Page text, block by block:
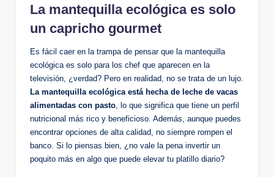
La mantequilla ecológica es solo
un capricho gourmet
Es fácil caer en la trampa de pensar que la mantequilla
ecológica es solo para los chef que aparecen en la
televisión, ¿verdad? Pero en realidad, no se trata de un lujo.
La mantequilla ecológica está hecha de leche de vacas
alimentadas con pasto, lo que significa que tiene un perfil
nutricional más rico y beneficioso. Además, aunque puedes
encontrar opciones de alta calidad, no siempre rompen el
banco. Si lo piensas bien, ¿no vale la pena invertir un
poquito más en algo que puede elevar tu platillo diario?